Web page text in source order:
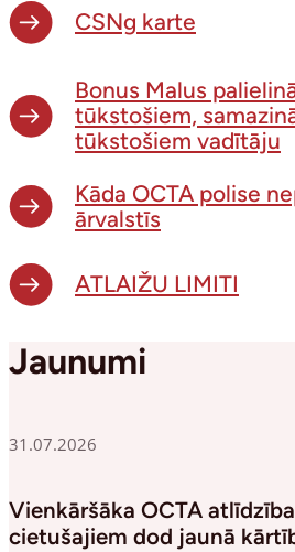
CSNg karte
Bonus Malus
tūkstošiem,
tūkstošiem vadītāju
Kāda OCTA polise
ārvalstīs
ATLAIŽU LIMITI
Jaunumi
31.07.2026
Vienkāršāka OCTA
cietušajiem dod jaunā